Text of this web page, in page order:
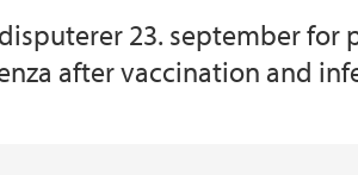
23. september
after vaccination and